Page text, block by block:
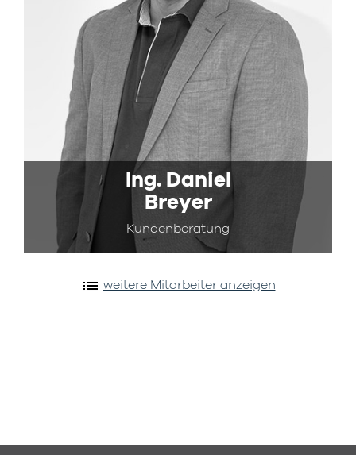
Ing. Daniel
Breyer
Kundenberatung
list weitere Mitarbeiter anzeigen